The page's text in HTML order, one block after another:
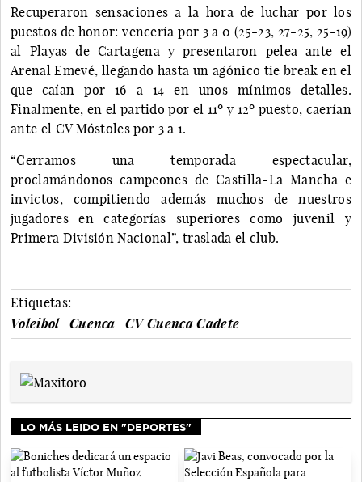
Recuperaron sensaciones a la hora de luchar por los
puestos de honor: vencería por 3 a 0 (25-23, 27-25, 25-19)
al Playas de Cartagena y presentaron pelea ante el
Arenal Emevé, llegando hasta un agónico tie break en el
que caían por 16 a 14 en unos mínimos detalles.
Finalmente, en el partido por el 11º y 12º puesto, caerían
ante el CV Móstoles por 3 a 1.
“Cerramos una temporada espectacular,
proclamándonos campeones de Castilla-La Mancha e
invictos, compitiendo además muchos de nuestros
jugadores en categorías superiores como juvenil y
Primera División Nacional”, traslada el club.
Etiquetas:
Voleibol
Cuenca CV Cuenca Cadete
LO MÁS LEIDO EN "DEPORTES"